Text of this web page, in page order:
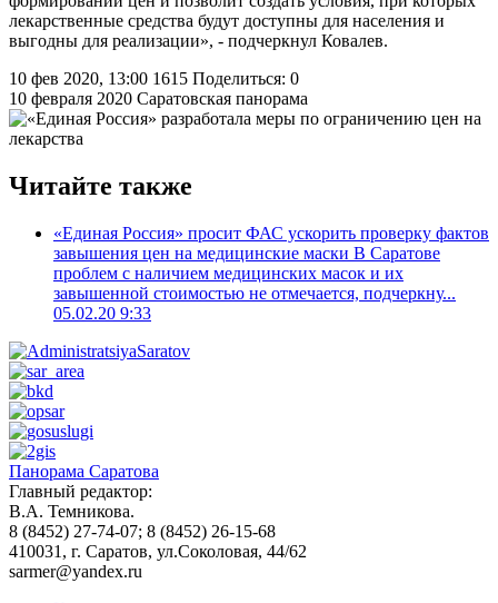
лекарственные средства будут доступны для населения и
выгодны для реализации», - подчеркнул Ковалев.
10 фев 2020, 13:00 1615 Поделиться: 0
10 февраля 2020 Саратовская панорама
Читайте также
«Единая Россия» просит ФАС ускорить проверку фактов
завышения цен на медицинские маски В Саратове
проблем с наличием медицинских масок и их
завышенной стоимостью не отмечается, подчеркну...
05.02.20 9:33
Панорама Саратова
Главный редактор:
В.А. Темникова.
8 (8452) 27-74-07; 8 (8452) 26-15-68
410031, г. Саратов, ул.Соколовая, 44/62
sarmer@yandex.ru